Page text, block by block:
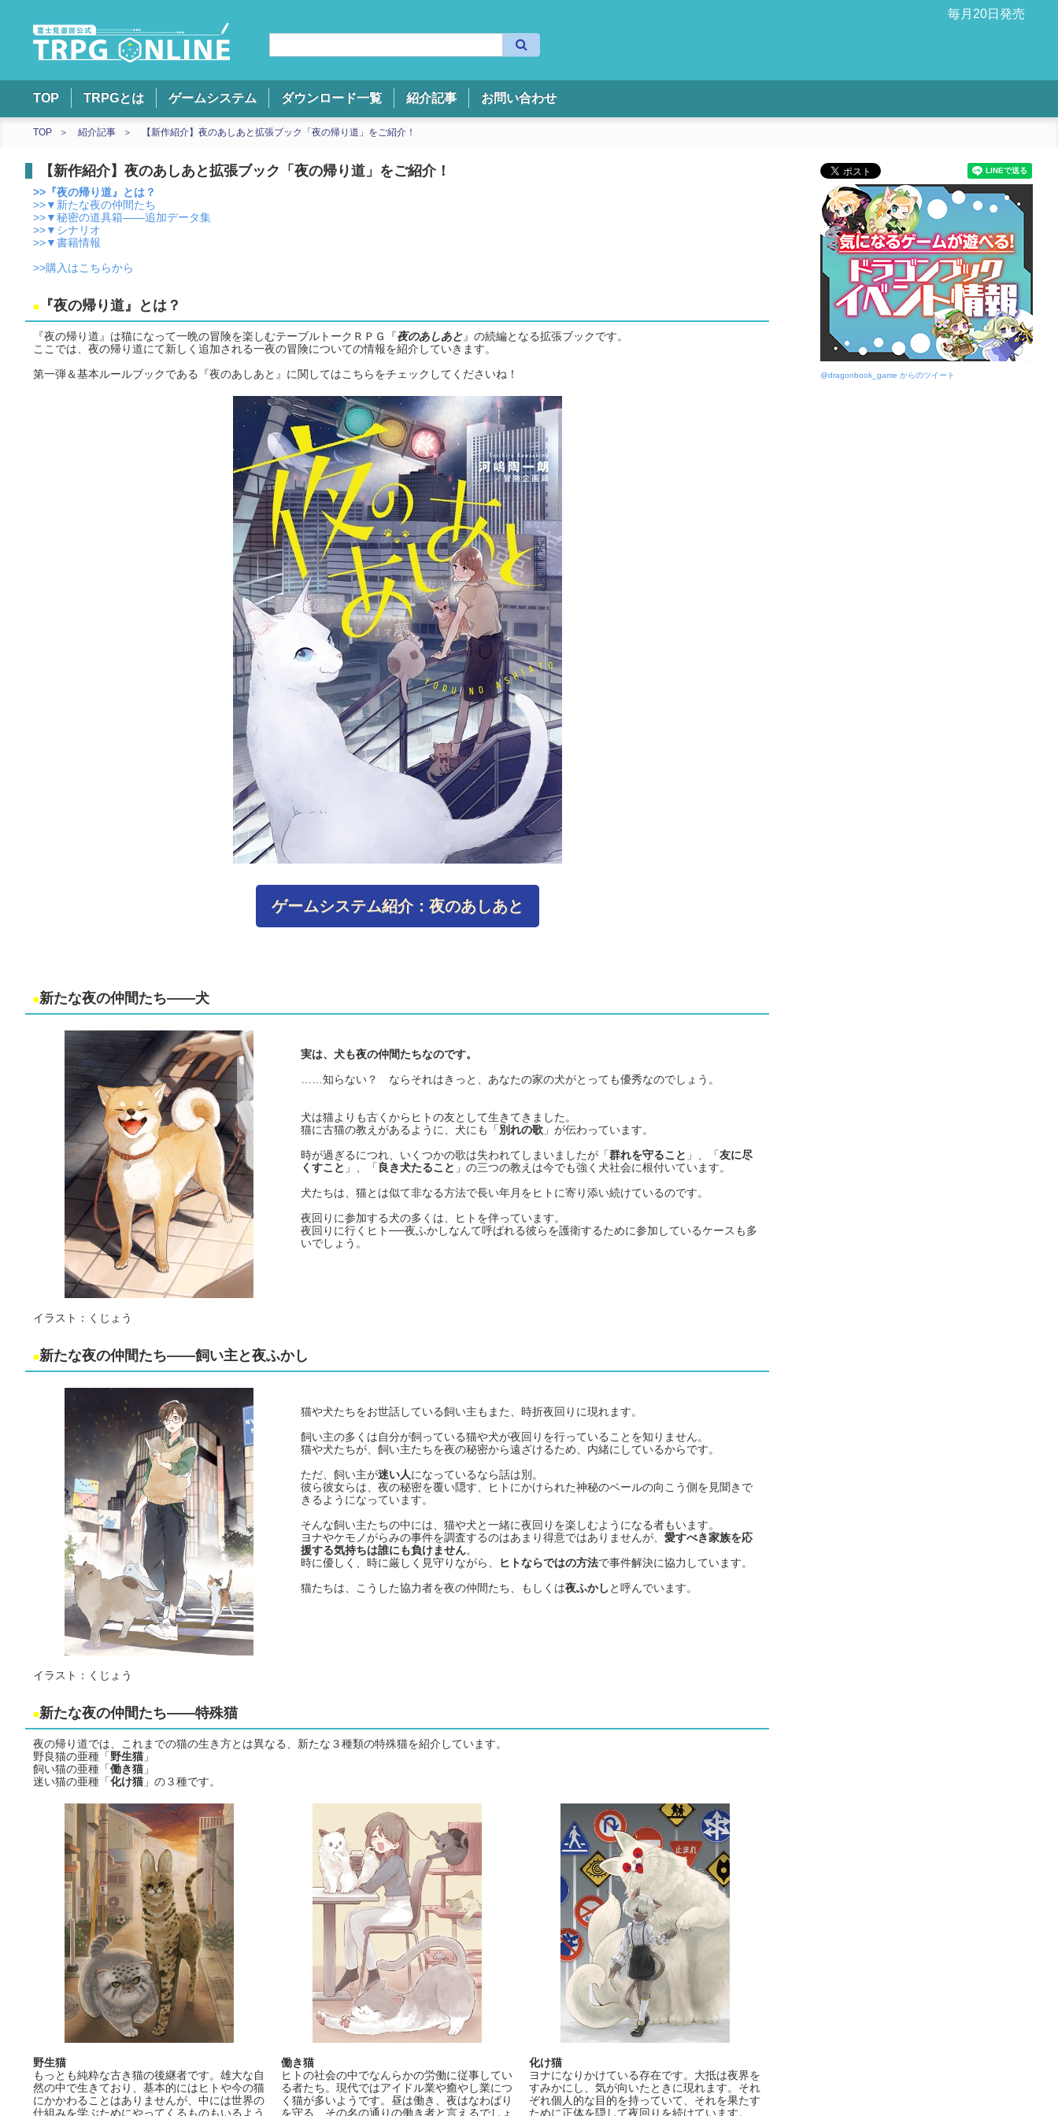
索
毎月20日発売
TOP TRPGとは ゲームシステム ダウンロード一覧 紹介記事 お問い合わせ
TOP 紹介記事 【新作紹介】夜のあしあと拡張ブック「夜の帰り道」をご紹介！
【新作紹介】夜のあしあと拡張ブック「夜の帰り道」をご紹介！
>>『夜の帰り道』とは？
>>▼新たな夜の仲間たち
>>▼秘密の道具箱――追加データ集
>>▼シナリオ
>>▼書籍情報
>>購入はこちらから
■ 『夜の帰り道』とは？
『夜の帰り道』は猫になって一晩の冒険を楽しむテーブルトークＲＰＧ『夜のあしあと』の続編となる拡張ブックです。
ここでは、夜の帰り道にて新しく追加される一夜の冒険についての情報を紹介していきます。
第一弾＆基本ルールブックである『夜のあしあと』に関してはこちらをチェックしてくださいね！
ゲームシステム紹介：夜のあしあと
■新たな夜の仲間たち――犬
イラスト：くじょう
実は、犬も夜の仲間たちなのです。
……知らない？ ならそれはきっと、あなたの家の犬がとっても優秀なのでしょう。
犬は猫よりも古くからヒトの友として生きてきました。
猫に古猫の教えがあるように、犬にも「別れの歌 」が伝わっています。
時が過ぎるにつれ、いくつかの歌は失われてしまいましたが「群れを守ること 」、「友に尽
くすこと 」、「 良き犬たること 」の三つの教えは今でも強く犬社会に根付いています。
犬たちは、猫とは似て非なる方法で長い年月をヒトに寄り添い続けているのです。
夜回りに参加する犬の多くは、ヒトを伴っています。
夜回りに行くヒト──夜ふかしなんて呼ばれる彼らを護衛するために参加しているケースも多
いでしょう。
■新たな夜の仲間たち――飼い主と夜ふかし
イラスト：くじょう
猫や犬たちをお世話している飼い主もまた、時折夜回りに現れます。
飼い主の多くは自分が飼っている猫や犬が夜回りを行っていることを知りません。
猫や犬たちが、飼い主たちを夜の秘密から遠ざけるため、内緒にしているからです。
ただ、飼い主が迷い人になっているなら話は別。
彼ら彼女らは、夜の秘密を覆い隠す、ヒトにかけられた神秘のベールの向こう側を見聞きで
きるようになっています。
そんな飼い主たちの中には、猫や犬と一緒に夜回りを楽しむようになる者もいます。
ヨナやケモノがらみの事件を調査するのはあまり得意ではありませんが、 愛すべき家族を応
援する気持ちは誰にも負けません。
時に優しく、時に厳しく見守りながら、
ヒトならではの方法で事件解決に協力しています。
猫たちは、こうした協力者を夜の仲間たち、もしくは夜ふかしと呼んでいます。
■新たな夜の仲間たち――特殊猫
夜の帰り道では、これまでの猫の生き方とは異なる、新たな３種類の特殊猫を紹介しています。
野良猫の亜種「野生猫 」
飼い猫の亜種「働き猫 」
迷い猫の亜種「化け猫 」の３種です。
野生猫
もっとも純粋な古き猫の後継者です。雄大な自
然の中で生きており、基本的にはヒトや今の猫
にかかわることはありませんが、中には世界の
仕組みを学ぶためにやってくるものもいるよう
働き猫
ヒトの社会の中でなんらかの労働に従事してい
る者たち。現代ではアイドル業や癒やし業につ
く猫が多いようです。昼は働き、夜はなわばり
を守る、その名の通りの働き者と言えるでしょ
化け猫
ヨナになりかけている存在です。大抵は夜界を
すみかにし、気が向いたときに現れます。それ
ぞれ個人的な目的を持っていて、それを果たす
ために正体を隠して夜回りを続けています。
@dragonbook_game からのツイート